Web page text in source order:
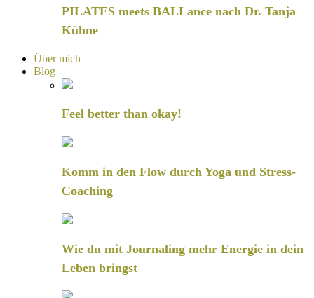
PILATES meets BALLance nach Dr. Tanja
Kühne
Über mich
Blog
Feel better than okay!
Komm in den Flow durch Yoga und Stress-
Coaching
Wie du mit Journaling mehr Energie in dein
Leben bringst